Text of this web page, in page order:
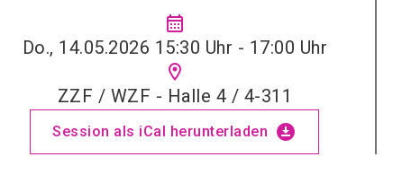
calendar_month
Do., 14.05.2026 15:30 Uhr - 17:00 Uhr
location_on
ZZF / WZF - Halle 4 / 4-311
Session als iCal herunterladen download_for_offline